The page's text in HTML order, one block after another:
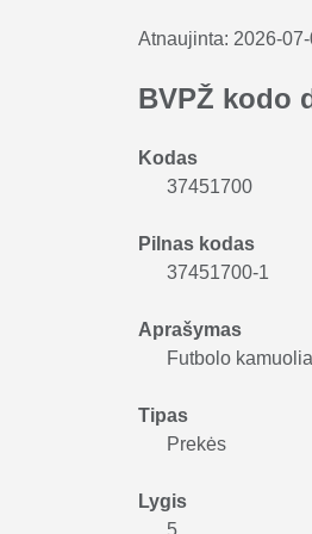
Atnaujinta: 2026-
BVPŽ kodo
Kodas
37451700
Pilnas kodas
37451700-1
Aprašymas
Futbolo
Tipas
Prekės
Lygis
5